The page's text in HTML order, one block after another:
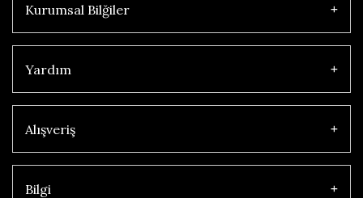
Kurumsal Bilğiler
Yardım
Alışveriş
Bilgi